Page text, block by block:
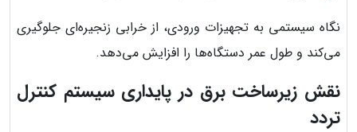
نگاه سیستمی به تجهیزات ورودی، از خرابی زنجیره‌ای جلوگیری
می‌کند و طول عمر دستگاه‌ها را افزایش می‌دهد.
نقش زیرساخت برق در پایداری سیستم کنترل
تردد